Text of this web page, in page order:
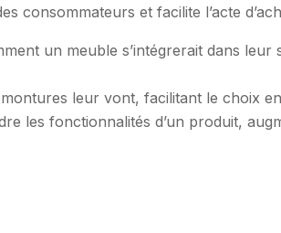
consommateurs et facilite l’acte
un meuble s’intégrerait dans
leur vont, facilitant le choix
les fonctionnalités d’un produit,